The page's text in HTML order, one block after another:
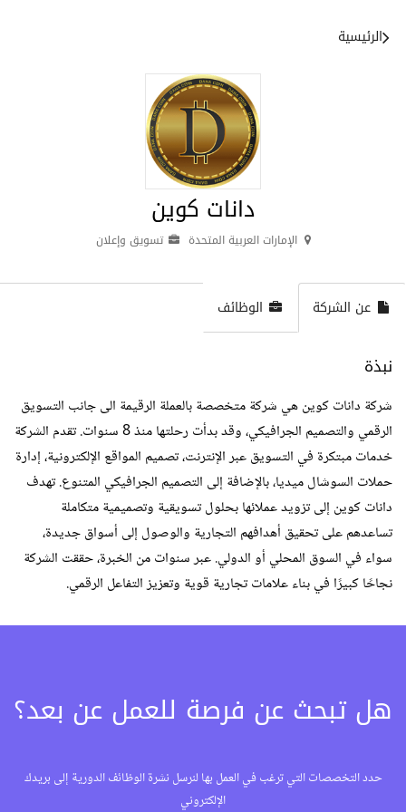
الرئيسية
دانات كوين
الإمارات العربية المتحدة تسويق وإعلان
عن الشركة الوظائف
نبذة
شركة دانات كوين هي شركة متخصصة بالعملة الرقيمة الى جانب التسويق
الرقمي والتصميم الجرافيكي، وقد بدأت رحلتها منذ 8 سنوات. تقدم الشركة
خدمات مبتكرة في التسويق عبر الإنترنت، تصميم المواقع الإلكترونية، إدارة
حملات السوشال ميديا، بالإضافة إلى التصميم الجرافيكي المتنوع. تهدف
دانات كوين إلى تزويد عملائها بحلول تسويقية وتصميمية متكاملة
تساعدهم على تحقيق أهدافهم التجارية والوصول إلى أسواق جديدة،
سواء في السوق المحلي أو الدولي. عبر سنوات من الخبرة، حققت الشركة
نجاحًا كبيرًا في بناء علامات تجارية قوية وتعزيز التفاعل الرقمي.
هل تبحث عن فرصة للعمل عن بعد؟
حدد التخصصات التي ترغب في العمل بها لنرسل نشرة الوظائف الدورية إلى بريدك
الإلكتروني